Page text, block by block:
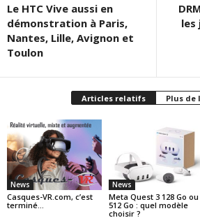
Le HTC Vive aussi en
démonstration à Paris,
Nantes, Lille, Avignon et
Toulon
les
Articles relatifs Plus
News
Casques-VR.com, c’est
terminé…
News
Meta Quest 3 128 Go ou
512 Go : quel modèle
choisir ?